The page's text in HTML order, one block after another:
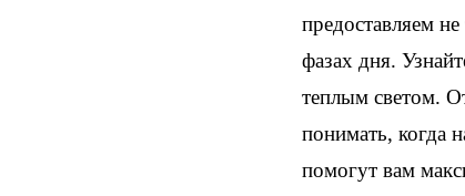
предоставляем
фазах дня.
теплым светом.
понимать, когда
помогут вам